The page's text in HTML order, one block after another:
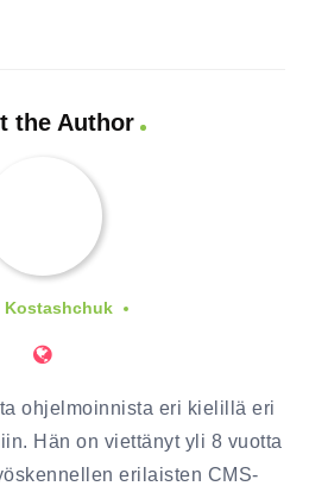
the Author
Kostashchuk
ohjelmoinnista eri kielillä eri
Hän on viettänyt yli 8 vuotta
erilaisten CMS-